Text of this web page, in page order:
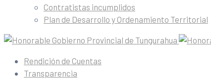
Contratistas incumplidos
Plan de Desarrollo y Ordenamiento Territorial
Rendición de Cuentas
Transparencia